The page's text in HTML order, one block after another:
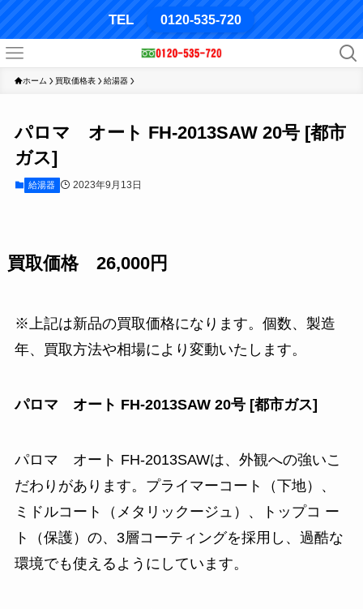
TEL 0120-535-720
ホーム 買取価格表 給湯器
パロマ オート FH-2013SAW 20号 [都市
ガス]
給湯器 2023年9月13日
買取価格 26,000円
※上記は新品の買取価格になります。個数、製造
年、買取方法や相場により変動いたします。
パロマ オート FH-2013SAW 20号 [都市ガス]
パロマ オート FH-2013SAWは、外観への強いこ
だわりがあります。プライマーコート（下地）、
ミドルコート（メタリックージュ）、トップコ ー
ト（保護）の、3層コーティングを採用し、過酷な
環境でも使えるようにしています。